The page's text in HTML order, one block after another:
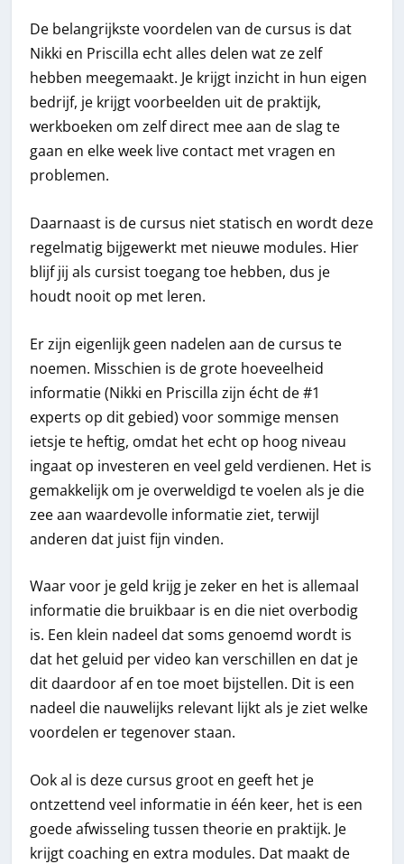
De belangrijkste voordelen van de cursus is dat
Nikki en Priscilla echt alles delen wat ze zelf
hebben meegemaakt. Je krijgt inzicht in hun eigen
bedrijf, je krijgt voorbeelden uit de praktijk,
werkboeken om zelf direct mee aan de slag te
gaan en elke week live contact met vragen en
problemen.
Daarnaast is de cursus niet statisch en wordt deze
regelmatig bijgewerkt met nieuwe modules. Hier
blijf jij als cursist toegang toe hebben, dus je
houdt nooit op met leren.
Er zijn eigenlijk geen nadelen aan de cursus te
noemen. Misschien is de grote hoeveelheid
informatie (Nikki en Priscilla zijn écht de #1
experts op dit gebied) voor sommige mensen
ietsje te heftig, omdat het echt op hoog niveau
ingaat op investeren en veel geld verdienen. Het is
gemakkelijk om je overweldigd te voelen als je die
zee aan waardevolle informatie ziet, terwijl
anderen dat juist fijn vinden.
Waar voor je geld krijg je zeker en het is allemaal
informatie die bruikbaar is en die niet overbodig
is. Een klein nadeel dat soms genoemd wordt is
dat het geluid per video kan verschillen en dat je
dit daardoor af en toe moet bijstellen. Dit is een
nadeel die nauwelijks relevant lijkt als je ziet welke
voordelen er tegenover staan.
Ook al is deze cursus groot en geeft het je
ontzettend veel informatie in één keer, het is een
goede afwisseling tussen theorie en praktijk. Je
krijgt coaching en extra modules. Dat maakt de